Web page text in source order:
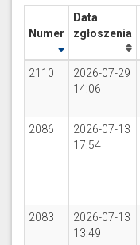
Numer
Data
zgłoszenia
2110
2026-07-29
14:06
2086
2026-07-13
17:54
2083
2026-07-13
13:49